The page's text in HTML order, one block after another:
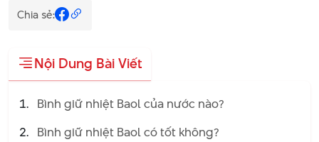
Chia sẻ:
Nội Dung Bài Viết
Bình giữ nhiệt Baol của nước nào?
Bình giữ nhiệt Baol có tốt không?